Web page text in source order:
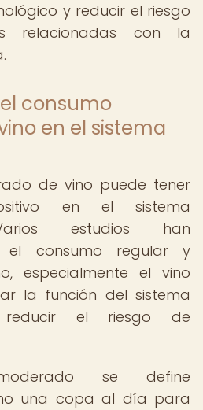
y reducir el riesgo
relacionadas con la
consumo
en el sistema
de vino puede tener
en el sistema
estudios han
el consumo regular y
especialmente el vino
la función del sistema
reducir el riesgo de
se define
una copa al día para